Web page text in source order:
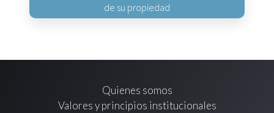
de su propiedad
Quienes somos
Valores y principios institucionales